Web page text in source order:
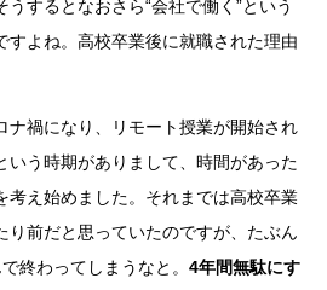
うするとなおさら“会社で働く”という
すよね。高校卒業後に就職された理由
ナ禍になり、リモート授業が開始され
いう時期がありまして、時間があった
考え始めました。それまでは高校卒業
り前だと思っていたのですが、たぶん
終わってしまうなと。 4年間無駄にす